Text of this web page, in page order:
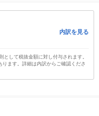
内訳を見る
して税抜金額に対し付与されます。
ます。詳細は内訳からご確認くださ